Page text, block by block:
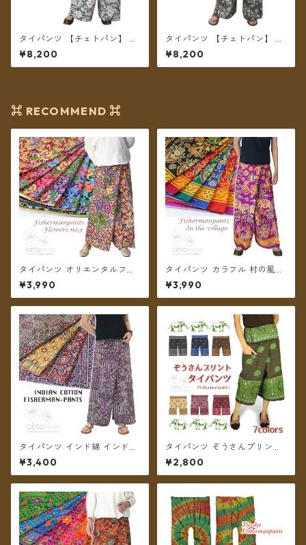
タイパンツ 【チェトパン】 Fi
shermanpants-052 ＊メール
便送料無料＊
¥8,200
タイパンツ 【チェトパン】 Fi
shermanpants-055 ＊メール
便送料無料＊
¥8,200
⌘ RECOMMEND ⌘
タイパンツ オリエンタルフラ
ワー 6カラー リゾパン No.3
ロング丈【メール便送料無
料】
¥3,990
タイパンツ カラフル 村の風景
プリント 6カラー リゾパン ロ
ング丈【メール便送料無料】
¥3,990
タイパンツ インド綿 インド更
紗 no.5 アジアンパッチワーク
風プリント 4カラー ロング丈
【メール便送料無料】
¥3,400
タイパンツ ぞうさんプリント
ミディアム丈 ★7カラー★【メ
ール便送料無料】
¥2,800